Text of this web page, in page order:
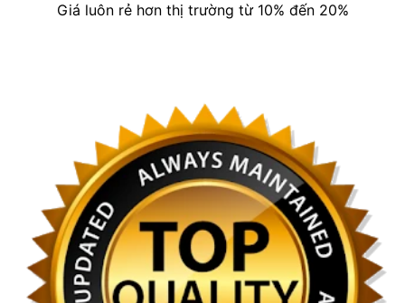
Giá luôn rẻ hơn thị trường từ 10% đến 20%